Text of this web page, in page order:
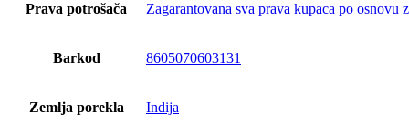
Prava potrošača Zagarantovana sva prava kupaca po osnovu
Barkod 8605070603131
Zemlja porekla Indija